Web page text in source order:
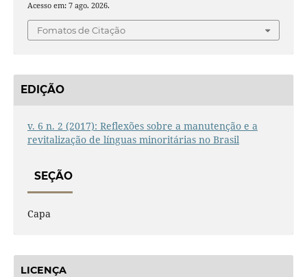
Acesso em: 7 ago. 2026.
Fomatos de Citação
EDIÇÃO
v. 6 n. 2 (2017): Reflexões sobre a manutenção e a
revitalização de línguas minoritárias no Brasil
SEÇÃO
Capa
LICENÇA